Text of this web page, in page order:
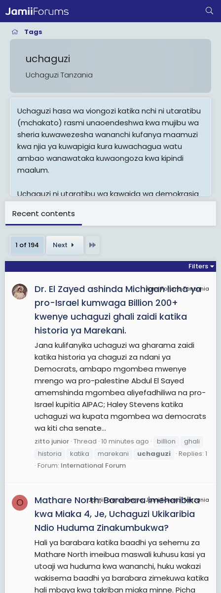
Tags
uchaguzi
Uchaguzi Tanzania
Uchaguzi hasa wa viongozi katika nchi ni utaratibu
(mchakato) rasmi unaoendeshwa kwa mujibu wa
sheria kuwawezesha wananchi kufanya maamuzi
kwa njia ya kuwapigia kura kuwachagua watu
ambao wanawataka kuwaongoza kwa kipindi
maalum.
Uchaguzi ni utaratibu wa kawaida wa demokrasia
umekuwa ukitumika tangu karne ya 17. Kuna aina
tatu za msingi za uchaguzi zinazotumiwa
kuwapata viongozi kulingana na mfumo
unaotumiwa na nchi husika.
Wabunge na Wawakilishi katika Baraza la Kutunga
Sheria na Uchaguzi wa Viongozi wa Serikali za
Mitaa.
Vyama vya Siasa kwa upande wao navyo
huendesha chaguzi ambazo zinajulikana kwa jina
la “Chaguzi wa Msingi” zinazotumika kuwachagua
wateuliwa wa vyama katika aina za uchaguzi
ambazo zimetajwa hapo juu.
Endapo Tume haitaridhika kabla ya kutangaza
matokeo ya uchaguzi kwamba kulikuwa na
kutokufuatwa kwa taratibu, matumizi mabaya au
ukiukwaji wa taratibu za uchaguzi au pale ambapo
kura za wagombea waliopata kura za juu
imelingana, Tume itasimamisha au kufuta
uchaguzi huo.
Recent contents
1 of 194 Next
Filters
JamiiForums Tanzania
Dr. El Zayed ashinda Michigan licha ya
pro-Israel kumwaga Billion 200+
kwenye uchaguzi ghali zaidi katika
historia ya Marekani.
Jana kulifanyika uchaguzi wa gharama zaidi
katika historia ya chaguzi za ndani ya
Democrats, ambapo mgombea mwenye
mrengo wa pro-palestine Abdul El Sayed
amemshinda mgombea aliyefadhiliwa na pro-
Israel kupitia AIPAC; Haley Stevens katika
uchaguzi wa kupata mgombea wa democrats
wa kiti cha senate...
zitto junior Thread 10 minutes ago billion
ghali
historia
katika marekani uchaguzi
Replies: 1
Forum: International Forum
O JamiiForums Kenya, JamiiForums Tanzania
Mathare North: Barabara imeharibika
kwa Miaka 4, Je, Uchaguzi Ukikaribia
Ndio Huduma Zinakumbukwa?
Hali ya barabara katika baadhi ya sehemu za
Mathare North imeibua maswali kuhusu kasi ya
utoaji wa huduma kwa wananchi, huku wakazi
wakisema baadhi ya barabara zimekuwa katika
hali mbaya kwa takriban miaka minne. Picha